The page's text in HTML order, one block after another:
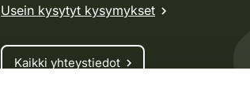
Usein kysytyt kysymykset
Kaikki yhteystiedot